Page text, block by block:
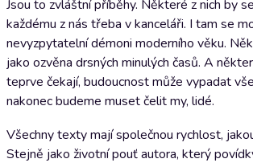
Jsou to zvláštní příběhy. Některé z nich by
každému z nás třeba v kanceláři. I tam se
nevyzpytatelní démoni moderního věku.
jako ozvěna drsných minulých časů. A
teprve čekají, budoucnost může vypadat
nakonec budeme muset čelit my, lidé.
Všechny texty mají společnou rychlost,
Stejně jako životní pouť autora, který